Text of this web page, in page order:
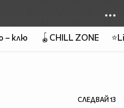
– клю 🪀CHILL ZONE
СЛЕДВАЙ13